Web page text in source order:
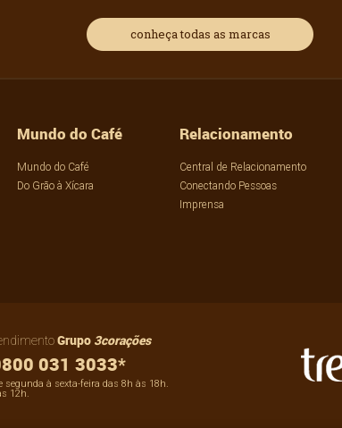
conheça todas as marcas
Mundo do Café
Mundo do Café
Do Grão à Xícara
Relacionamento
Central de Relacionamento
Conectando Pessoas
Imprensa
Grupo 3corações
031 3033*
segunda à sexta-feira das 8h às 18h.
12h.